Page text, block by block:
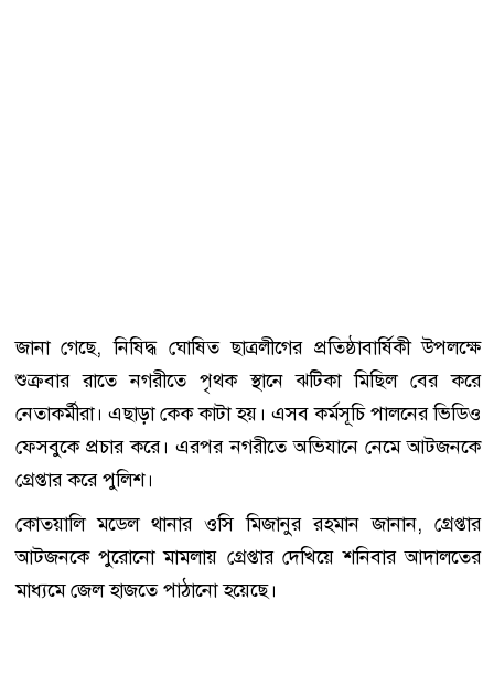
জানা গেছে, নিষিদ্ধ ঘোষিত ছাত্রলীগের প্রতিষ্ঠাবার্ষিকী উপলক্ষে
শুক্রবার রাতে নগরীতে পৃথক স্থানে ঝটিকা মিছিল বের করে
নেতাকর্মীরা। এছাড়া কেক কাটা হয়। এসব কর্মসূচি পালনের ভিডিও
ফেসবুকে প্রচার করে। এরপর নগরীতে অভিযানে নেমে আটজনকে
গ্রেপ্তার করে পুলিশ।
কোতয়ালি মডেল থানার ওসি মিজানুর রহমান জানান, গ্রেপ্তার
আটজনকে পুরোনো মামলায় গ্রেপ্তার দেখিয়ে শনিবার আদালতের
মাধ্যমে জেল হাজতে পাঠানো হয়েছে।